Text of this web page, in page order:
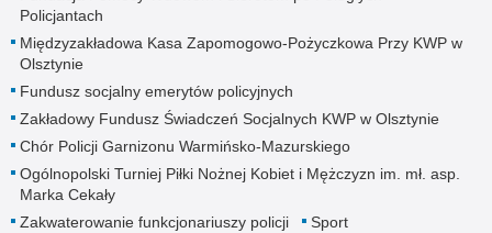
Policjantach
Międzyzakładowa Kasa Zapomogowo-Pożyczkowa Przy KWP w
Olsztynie
Fundusz socjalny emerytów policyjnych
Zakładowy Fundusz Świadczeń Socjalnych KWP w Olsztynie
Chór Policji Garnizonu Warmińsko-Mazurskiego
Ogólnopolski Turniej Piłki Nożnej Kobiet i Mężczyzn im. mł. asp.
Marka Cekały
Zakwaterowanie funkcjonariuszy policji
Sport